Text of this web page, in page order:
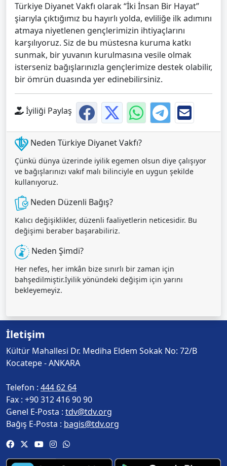
Türkiye Diyanet Vakfı olarak “İki İnsan Bir Hayat”
şiarıyla çıktığımız bu hayırlı yolda, evliliğe ilk adımını
atmaya niyetlenen gençlerimizin ihtiyaçlarını
karşılıyoruz. Siz de bu müstesna kuruma katkı
sunmak, bir yuvanın kurulmasına vesile olmak
isterseniz bağışlarınızla gençlerimize destek olabilir,
bir ömrün duasında yer edinebilirsiniz.
İyiliği Paylaş
Neden Türkiye Diyanet Vakfı?
Çünkü dünya üzerinde iyilik egemen olsun diye çalışıyor
ve bağışlarınızı vakıf malı bilinciyle en uygun şekilde
kullanıyoruz.
Neden Düzenli Bağış?
Kalıcı değişiklikler, düzenli faaliyetlerin neticesidir. Bu
değişimi beraber başarabiliriz.
Neden Şimdi?
Her nefes, her imkân bize sınırlı bir zaman için
bahşedilmiştir.İyilik yönündeki değişim için yarını
bekleyemeyiz.
İletişim
Kültür Mahallesi Dr. Mediha Eldem Sokak No: 72/B
Kocatepe - ANKARA
Telefon : 444 62 64
Fax : +90 312 416 90 90
Genel E-Posta : tdv@tdv.org
Bağış E-Posta : bagis@tdv.org